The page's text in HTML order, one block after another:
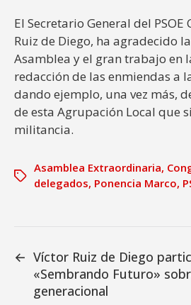
El Secretario General del
Ruiz de Diego, ha agradecido
Asamblea y el gran trabajo en
redacción de las enmiendas a
dando ejemplo, una vez más,
de esta Agrupación Local que
militancia.
Asamblea Extraordinaria,
delegados, Ponencia Marco,
← Víctor Ruiz de Diego
«Sembrando Futuro»
generacional